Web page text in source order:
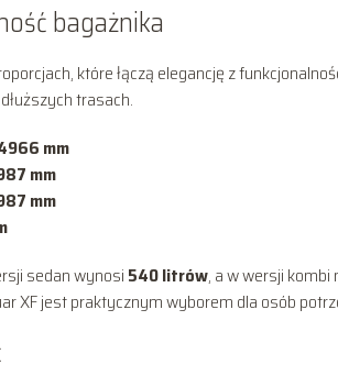
bagażnika
które łączą elegancję z
trasach.
mm
mm
mm
sedan wynosi540 litrów, a w wersji
XF jest praktycznym wyborem dla osób